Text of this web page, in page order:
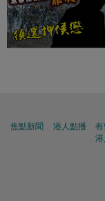
焦點新聞 港人點播